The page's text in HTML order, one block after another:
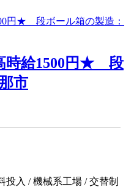
時給1500円★ 段
市
投入 / 機械系工場 / 交替制